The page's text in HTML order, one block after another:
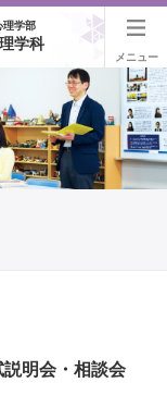
理学部
学科
メニュー
説明会・相談会